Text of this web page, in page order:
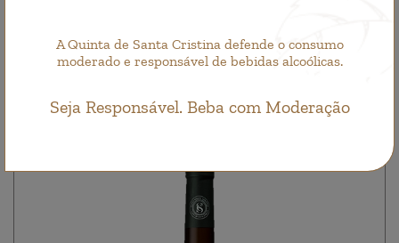
A Quinta de Santa Cristina defende o consumo
moderado e responsável de bebidas alcoólicas.
Seja Responsável. Beba com Moderação
4,25€